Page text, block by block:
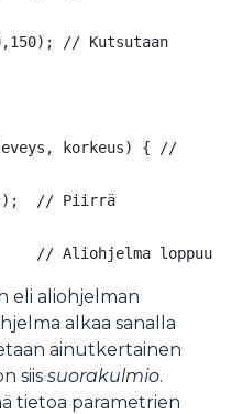
korkeus) { //
eli aliohjelman
alkaa sanalla
ainutkertainen
siis suorakulmio.
tietoa parametrien